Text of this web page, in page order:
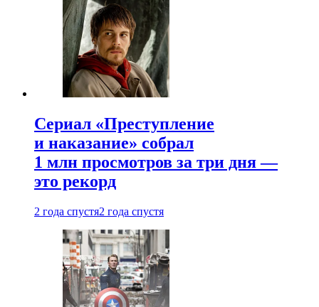
Сериал «Преступление
и наказание» собрал
1 млн просмотров за три дня —
это рекорд
2 года спустя2 года спустя